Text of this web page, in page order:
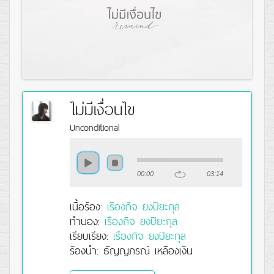
ไม่มีเงื่อนไข
Unconditional
00:00 03:14
เนื้อร้อง:เรืองกิจ ยงปิยะกุล
ทำนอง:เรืองกิจ ยงปิยะกุล
เรียบเรียง:เรืองกิจ ยงปิยะกุล
ร้องนำ: ธัญญภรณ์ เหลืองเงิน